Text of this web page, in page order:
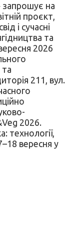
запрошує на
проєкт,
і сучасні
та
2026
211, вул.
2026.
технології,
вересня у